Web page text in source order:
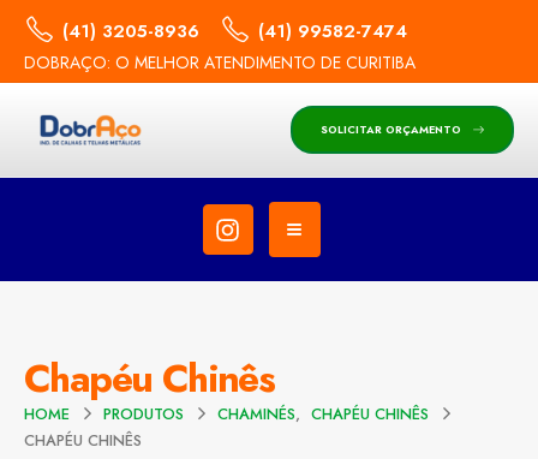
(41) 3205-8936 (41) 99582-7474
DOBRAÇO: O MELHOR ATENDIMENTO DE CURITIBA
SOLICITAR ORÇAMENTO
Chapéu Chinês
HOME PRODUTOS CHAMINÉS, CHAPÉU CHINÊS
CHAPÉU CHINÊS